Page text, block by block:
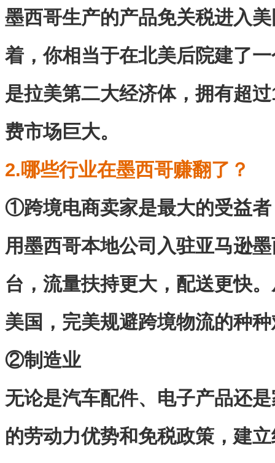
墨西哥生产的产品免关税进入
着，你相当于在北美后院建了
是拉美第二大经济体，拥有超
费市场巨大。
2.哪些行业在墨西哥赚翻了？
①跨境电商卖家是最大的受益者
用墨西哥本地公司入驻亚马逊
台，流量扶持更大，配送更快
美国，完美规避跨境物流的种
②制造业
无论是汽车配件、电子产品还
的劳动力优势和免税政策，建